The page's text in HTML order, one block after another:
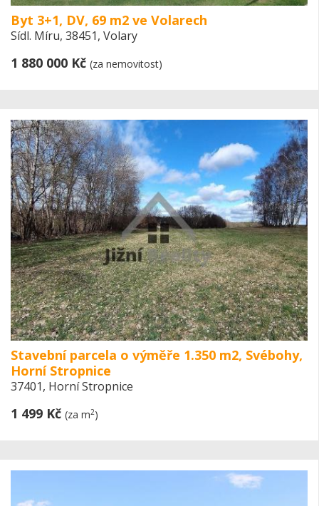
Byt 3+1, DV, 69 m2 ve Volarech
Sídl. Míru, 38451, Volary
1 880 000 Kč (za nemovitost)
Stavební parcela o výměře 1.350 m2, Svébohy,
Horní Stropnice
37401, Horní Stropnice
1 499 Kč (za m2)